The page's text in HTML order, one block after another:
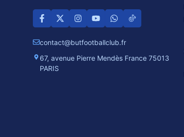
contact@butfootballclub.fr
67, avenue Pierre Mendès France 75013
PARIS